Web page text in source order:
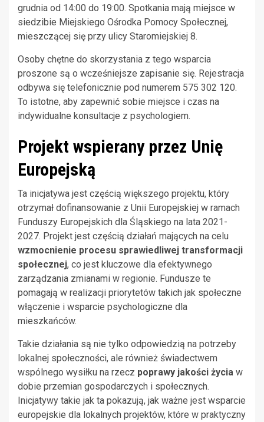
grudnia od 14:00 do 19:00. Spotkania mają miejsce w
siedzibie Miejskiego Ośrodka Pomocy Społecznej,
mieszczącej się przy ulicy Staromiejskiej 8.
Osoby chętne do skorzystania z tego wsparcia
proszone są o wcześniejsze zapisanie się. Rejestracja
odbywa się telefonicznie pod numerem 575 302 120.
To istotne, aby zapewnić sobie miejsce i czas na
indywidualne konsultacje z psychologiem.
Projekt wspierany przez Unię
Europejską
Ta inicjatywa jest częścią większego projektu, który
otrzymał dofinansowanie z Unii Europejskiej w ramach
Funduszy Europejskich dla Śląskiego na lata 2021-
2027. Projekt jest częścią działań mających na celu
wzmocnienie procesu sprawiedliwej transformacji
społecznej, co jest kluczowe dla efektywnego
zarządzania zmianami w regionie. Fundusze te
pomagają w realizacji priorytetów takich jak społeczne
włączenie i wsparcie psychologiczne dla
mieszkańców.
Takie działania są nie tylko odpowiedzią na potrzeby
lokalnej społeczności, ale również świadectwem
wspólnego wysiłku na rzecz poprawy jakości życia w
dobie przemian gospodarczych i społecznych.
Inicjatywy takie jak ta pokazują, jak ważne jest wsparcie
europejskie dla lokalnych projektów, które w praktyczny